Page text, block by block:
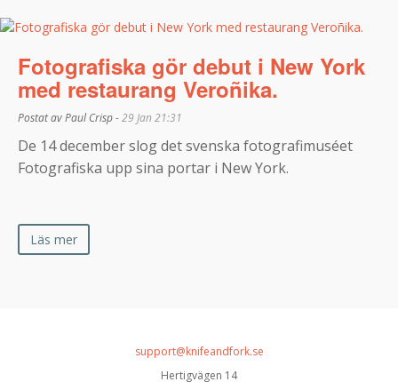
Fotografiska gör debut i New York
med restaurang Veroñika.
Postat av Paul Crisp -29 Jan 21:31
De 14 december slog det svenska fotografimuséet
Fotografiska upp sina portar i New York.
Läs mer
support@knifeandfork.se
Hertigvägen 14